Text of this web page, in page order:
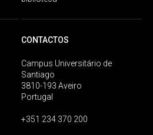
CONTACTOS
Campus Universitário de
Santiago
3810-193 Aveiro
Portugal
+351 234 370 200